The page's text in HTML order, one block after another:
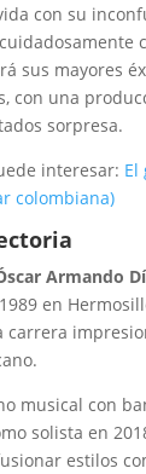
con su
sus mayores
con una
sorpresa.
interesar: El
colombiana)
Armando
en
carrera
musical con
solista en
estilos